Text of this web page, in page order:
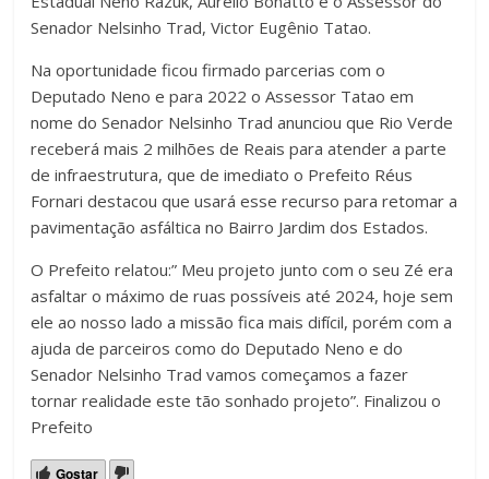
Senador Nelsinho Trad, Victor Eugênio Tatao.
Na oportunidade ficou firmado parcerias com o
Deputado Neno e para 2022 o Assessor Tatao em
nome do Senador Nelsinho Trad anunciou que Rio Verde
receberá mais 2 milhões de Reais para atender a parte
de infraestrutura, que de imediato o Prefeito Réus
Fornari destacou que usará esse recurso para retomar a
pavimentação asfáltica no Bairro Jardim dos Estados.
O Prefeito relatou:” Meu projeto junto com o seu Zé era
asfaltar o máximo de ruas possíveis até 2024, hoje sem
ele ao nosso lado a missão fica mais difícil, porém com a
ajuda de parceiros como do Deputado Neno e do
Senador Nelsinho Trad vamos começamos a fazer
tornar realidade este tão sonhado projeto”. Finalizou o
Prefeito
Gostar